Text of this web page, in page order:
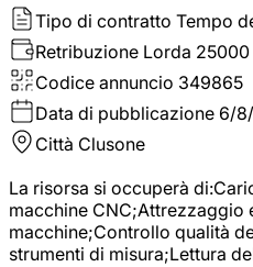
Tipo di contratto Tempo
Retribuzione Lorda
Codice annuncio 349865
Data di pubblicazione 6/
Città Clusone
La risorsa si occuperà
macchine CNC;Attrezzaggio
macchine;Controllo qualità
strumenti di misura;Lettura